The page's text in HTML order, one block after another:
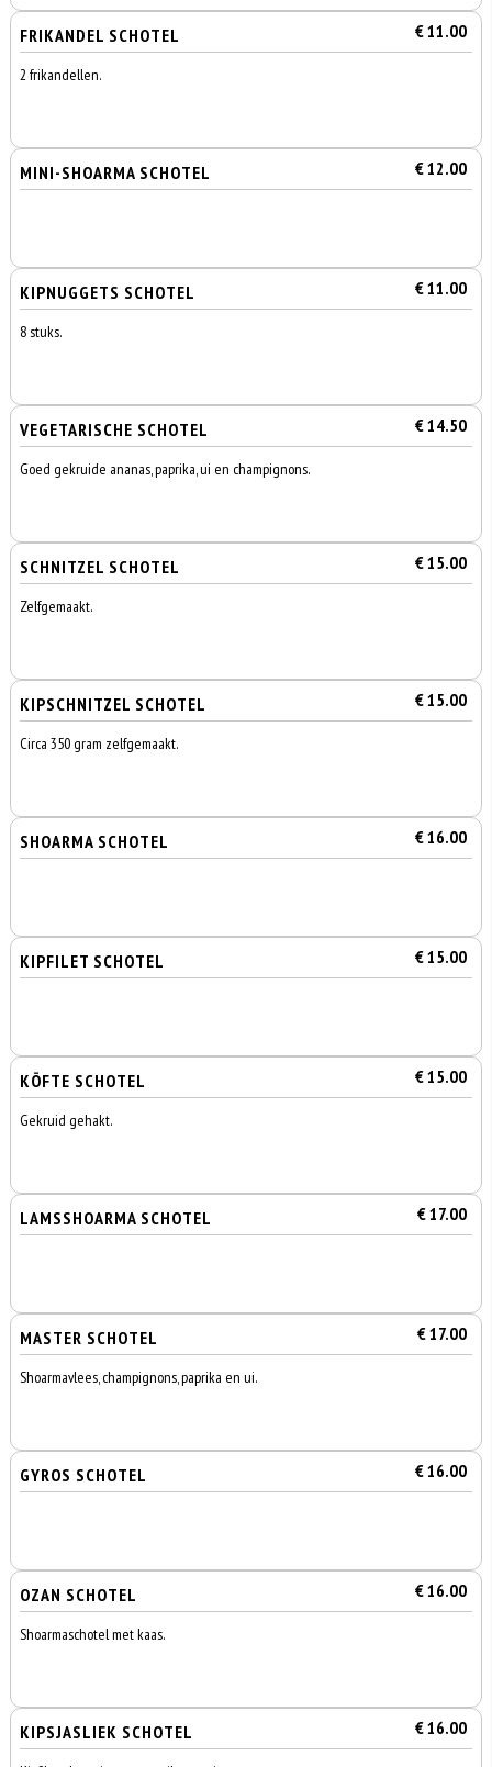
FRIKANDEL SCHOTEL € 11.00
2 frikandellen.
MINI-SHOARMA SCHOTEL € 12.00
KIPNUGGETS SCHOTEL € 11.00
8 stuks.
VEGETARISCHE SCHOTEL € 14.50
Goed gekruide ananas, paprika, ui en champignons.
SCHNITZEL SCHOTEL € 15.00
Zelfgemaakt.
KIPSCHNITZEL SCHOTEL € 15.00
Circa 350 gram zelfgemaakt.
SHOARMA SCHOTEL € 16.00
KIPFILET SCHOTEL € 15.00
KÖFTE SCHOTEL € 15.00
Gekruid gehakt.
LAMSSHOARMA SCHOTEL € 17.00
MASTER SCHOTEL € 17.00
Shoarmavlees, champignons, paprika en ui.
GYROS SCHOTEL € 16.00
OZAN SCHOTEL € 16.00
Shoarmaschotel met kaas.
KIPSJASLIEK SCHOTEL € 16.00